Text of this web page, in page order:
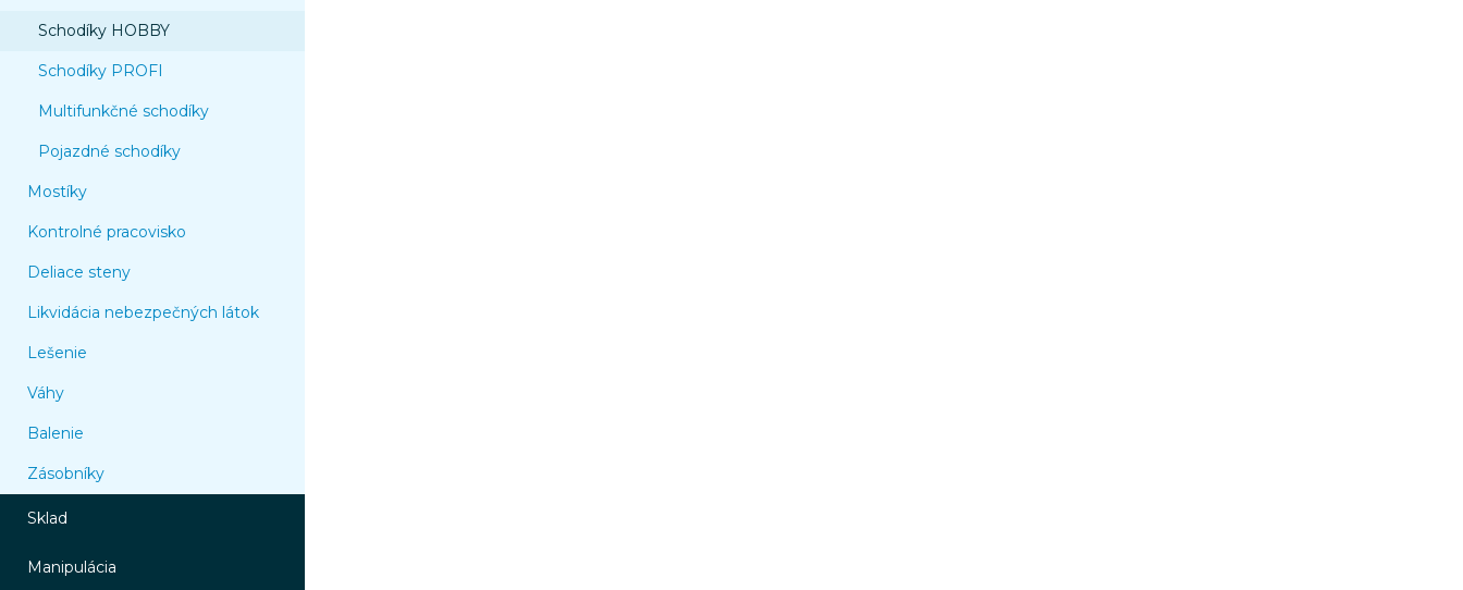
Schodíky HOBBY
Schodíky PROFI
Multifunkčné schodíky
Pojazdné schodíky
Mostíky
Kontrolné pracovisko
Deliace steny
Likvidácia nebezpečných látok
Lešenie
Váhy
Balenie
Zásobníky
Sklad
Manipulácia